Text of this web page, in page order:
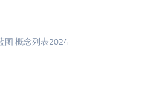
图 概念列表2024